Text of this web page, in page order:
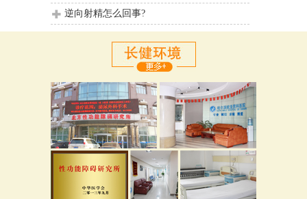
逆向射精怎么回事?